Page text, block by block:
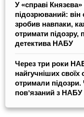
У «справі
підозрюваний: він
зробив навпаки,
отримати підозру,
детектива НАБУ
Через три роки
найгучніших
отримали підозри.
повʼязаний з НАБУ